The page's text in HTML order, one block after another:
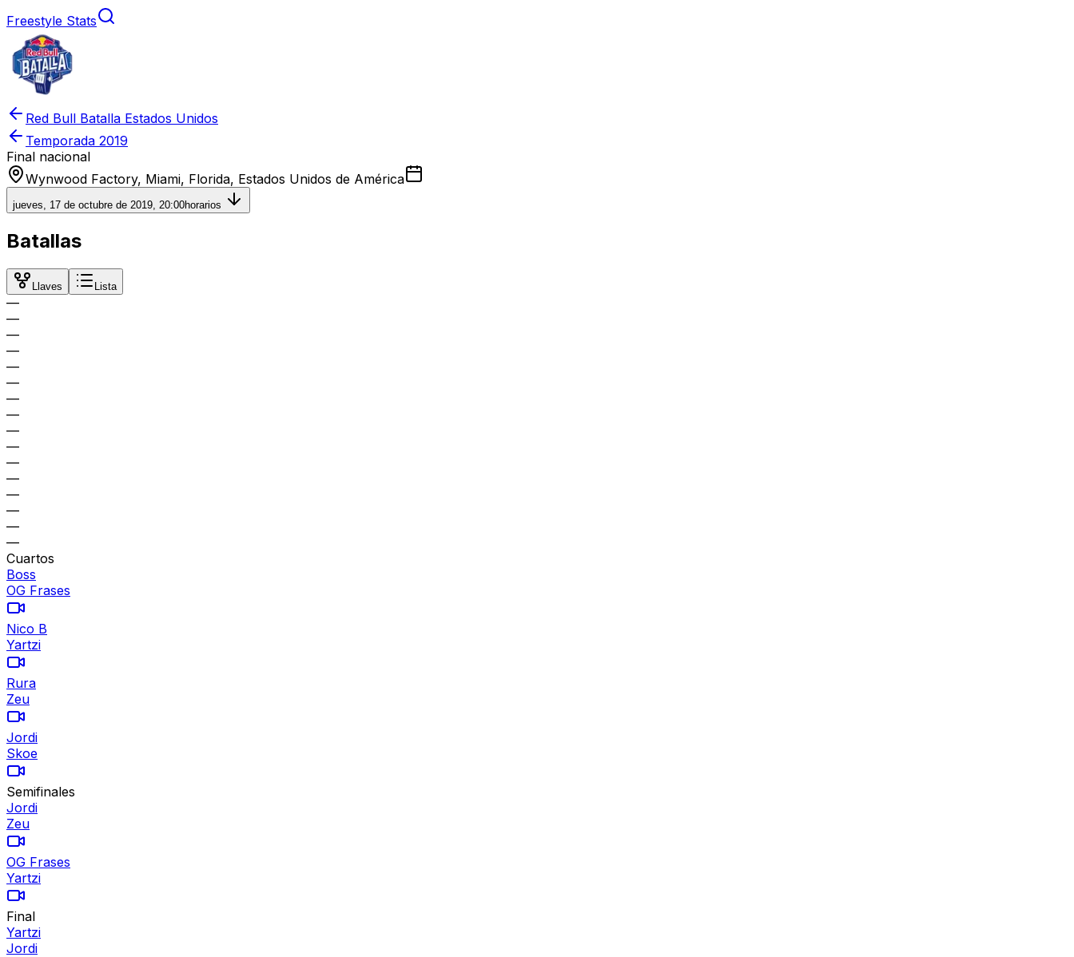
Freestyle Stats
Red Bull Batalla Estados Unidos
Temporada 2019
Final nacional
Wynwood Factory, Miami, Florida, Estados Unidos de América
jueves, 17 de octubre de 2019, 20:00horarios
Batallas
Llaves Lista
—
—
—
—
—
—
—
—
—
—
—
—
—
—
—
—
Cuartos
Boss
OG Frases
Nico B
Yartzi
Rura
Zeu
Jordi
Skoe
Semifinales
Jordi
Zeu
OG Frases
Yartzi
Final
Yartzi
Jordi